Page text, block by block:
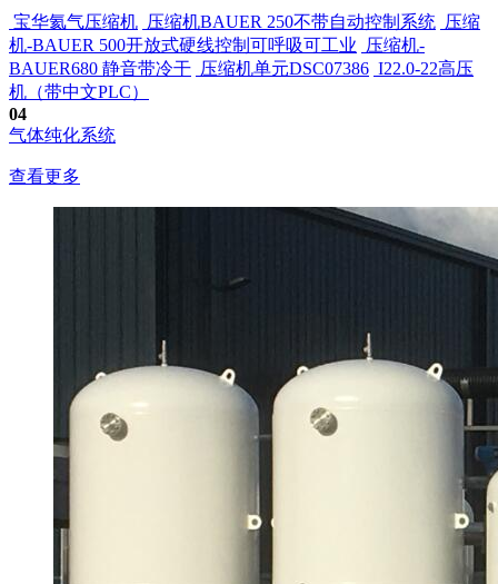
宝华氦气压缩机 压缩机BAUER 250不带自动控制系统 压缩
机-BAUER 500开放式硬线控制可呼吸可工业 压缩机-
BAUER680 静音带冷干 压缩机单元DSC07386 I22.0-22高压
机（带中文PLC）
04
气体纯化系统
查看更多